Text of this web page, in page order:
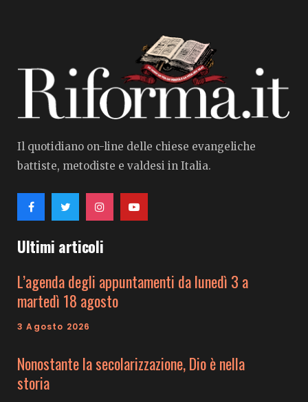
Il quotidiano on-line delle chiese evangeliche
battiste, metodiste e valdesi in Italia.
Ultimi articoli
L’agenda degli appuntamenti da lunedì 3 a
martedì 18 agosto
3 Agosto 2026
Nonostante la secolarizzazione, Dio è nella
storia